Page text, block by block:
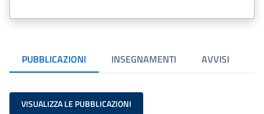
PUBBLICAZIONI INSEGNAMENTI AVVISI
VISUALIZZA LE PUBBLICAZIONI